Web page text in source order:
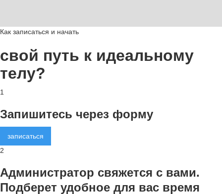
Как записаться и начать
свой путь к идеальному
телу?
1
Запишитесь через форму
записаться
2
Администратор свяжется с вами.
Подберет удобное для вас время